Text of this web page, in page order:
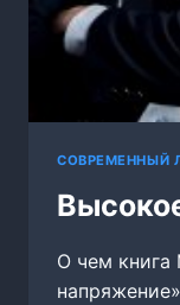
СОВРЕМЕННЫЙ
О чем книга